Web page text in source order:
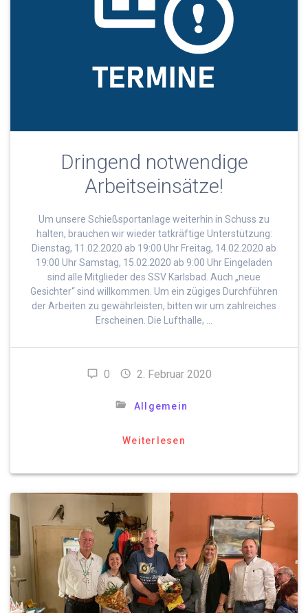
Dringend notwendige
Arbeitseinsätze!
Um unsere Schießsportanlage weiterhin in Schuss zu
halten, brauchen wir wieder tatkräftige Unterstützung:
Dienstag, 11.02.2020 ab 19:00 Uhr Freitag, 14.02.2020 ab
19:00 Uhr Samstag, 15.02.2020 ab 9:00 Uhr Eingeladen
sind alle Mitglieder des SSV Karlsbad. Auch „neue
Gesichter“ sind willkommen. Um ein zügiges Durchführen
der Arbeiten zu gewährleisten, bitten wir um zahlreiches
Erscheinen. Die Lufthalle, …
0 2. Februar 2020
Allgemein
Weiterlesen